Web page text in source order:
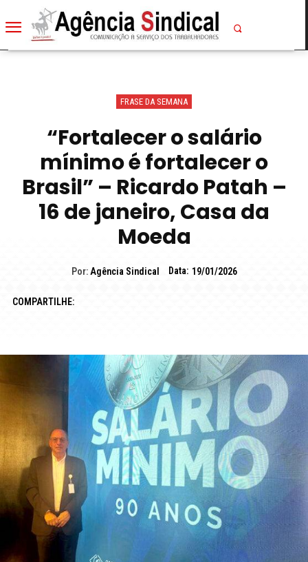
FRASE DA SEMANA
“Fortalecer o salário
mínimo é fortalecer o
Brasil” – Ricardo Patah –
16 de janeiro, Casa da
Moeda
Por: Agência Sindical Data: 19/01/2026
COMPARTILHE: